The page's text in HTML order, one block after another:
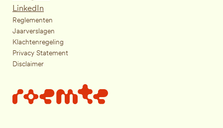
LinkedIn
Reglementen
Jaarverslagen
Klachtenregeling
Privacy Statement
Disclaimer